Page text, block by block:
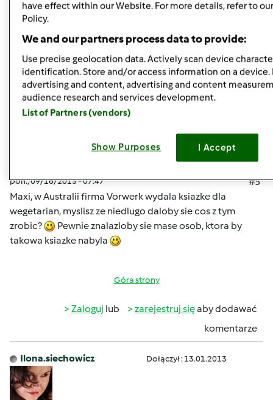
komentarze
Daggie
(niezweryfikowany)
pon., 09/16/2013 - 07:47
#5
Maxi, w Australii firma Vorwerk wydala ksiazke dla
wegetarian, myslisz ze niedlugo daloby sie cos z tym
zrobic?
Pewnie znalazloby sie mase osob, ktora by
takowa ksiazke nabyla
Góra strony
Zaloguj lub zarejestruj sięaby dodawać
komentarze
Ilona.siechowicz Dołączył : 13.01.2013
have effect within our Website. For more details, refer to
Policy.
We and our partners process data to provide:
Use precise geolocation data. Actively scan device
identification. Store and/or access information on a device.
advertising and content, advertising and content
audience research and services development.
List of Partners (vendors)
Show Purposes I Accept